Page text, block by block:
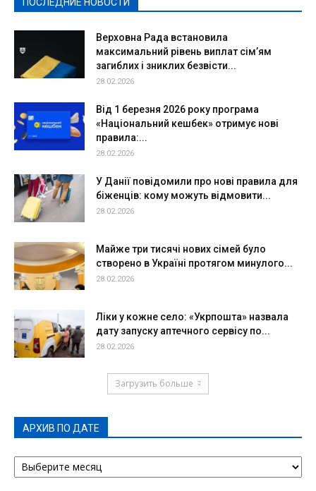
Верховна Рада встановила
максимальний рівень виплат сім’ям
загиблих і зниклих безвісти...
28.02.2026
Від 1 березня 2026 року програма
«Національний кешбек» отримує нові
правила:...
28.02.2026
У Данії повідомили про нові правила для
біженців: кому можуть відмовити...
28.02.2026
Майже три тисячі нових сімей було
створено в Україні протягом минулого...
28.02.2026
Ліки у кожне село: «Укрпошта» назвала
дату запуску аптечного сервісу по...
28.02.2026
Загрузить больше
АРХИВ ПО ДАТЕ
АРХИВ
ПО